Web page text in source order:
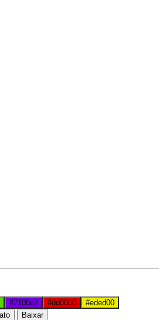
#7100e2 #dd0000
#eded00
Baixar